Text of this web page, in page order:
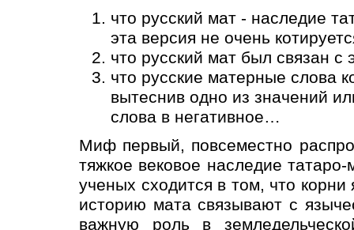
что русский мат - наследие
эта версия не очень
что русский мат был связан
что русские матерные слова
вытеснив одно из значений
слова в негативное…
Миф первый, повсеместно
тяжкое вековое наследие
ученых сходится в том, что
историю мата связывают с
важную роль в